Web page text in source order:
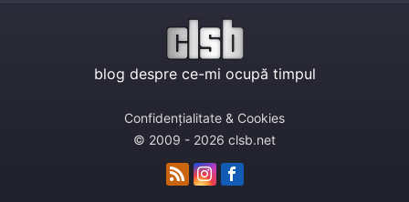
blog despre ce-mi ocupă timpul
Confidențialitate & Cookies
© 2009 - 2026 clsb.net